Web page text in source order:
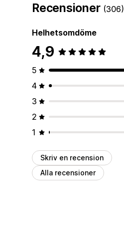
Recensioner (306)
Helhetsomdöme
4,9
5
4
3
2
1
Skriv en recension
Alla recensioner